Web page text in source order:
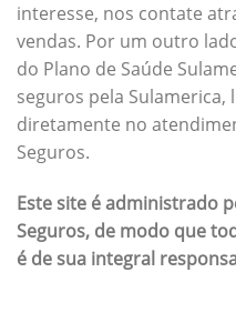
interesse, nos contate
vendas. Por um outro
do Plano de Saúde
seguros pela Sulamerica,
diretamente no
Seguros.
Este site é administrado
Seguros, de modo que
é de sua integral